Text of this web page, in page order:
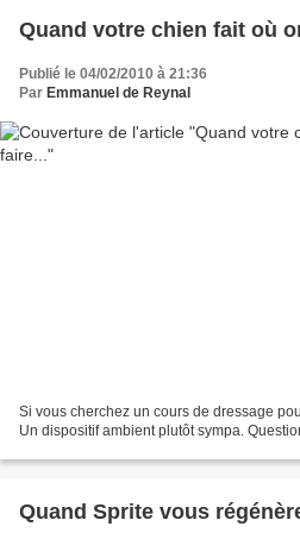
Quand votre chien fait où
Publié le 04/02/2010 à 21:36
Par Emmanuel de Reynal
Si vous cherchez un cours de dressage
Un dispositif ambient plutôt sympa.
Quand Sprite vous